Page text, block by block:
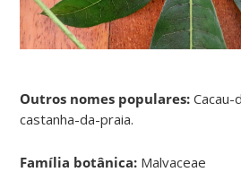
Outros nomes populares: Cacau-
castanha-da-praia.
Família botânica: Malvaceae